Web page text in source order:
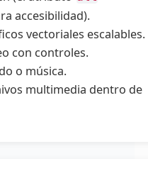
accesibilidad).
vectoriales escalables.
con controles.
o música.
multimedia dentro de